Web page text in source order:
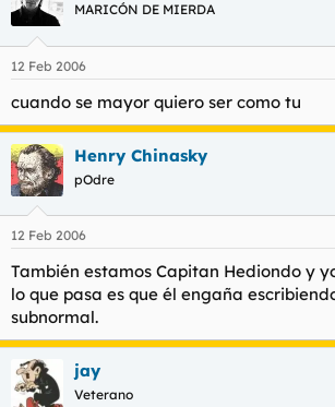
MARICÓN DE MIERDA
12 Feb 2006
cuando se mayor quiero ser como tu
Henry Chinasky
pOdre
12 Feb 2006
También estamos Capitan Hediondo y
lo que pasa es que él engaña
subnormal.
jay
Veterano